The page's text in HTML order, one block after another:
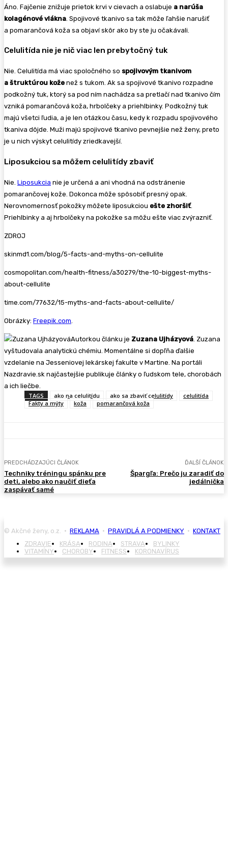
Áno. Fajčenie znižuje prietok krvi v cievach a oslabuje a narúša
kolagénové vlákna . Spojivové tkanivo sa tak môže ľahšie narušiť
a pomarančová koža sa objaví skôr ako by ste ju očakávali.
Celulitída nie je nič viac len prebytočný tuk
Nie. Celulitída má viac spoločného so spojivovým tkanivom
a štruktúrou kože než s tukom. Ak sa spojivové tkanivo rozpadne
podkožný tuk, ktorý sa pod ním nachádza sa pretlačí nad tkanivo čím
vzniká pomarančová koža, hrbolčeky a priehlbinky. Podkožný tuk
majú všetci ľudia, a je len otázkou času, kedy k rozpadu spojivového
tkaniva dôjde. Muži majú spojivové tkanivo pevnejšie než ženy, preto
je u nich výskyt celulitídy zriedkavejší.
Liposukciou sa môžem celulitídy zbaviť
Nie. Liposukcia nie je určená a ani vhodná na odstránenie
pomarančovej kože. Dokonca môže spôsobiť presný opak.
Nerovnomernosť pokožky môžete liposukciou ešte zhoršiť.
Priehlbinky a aj hrbolčeky na pokožke sa môžu ešte viac zvýrazniť.
ZDROJ
skinmd1.com/blog/5-facts-and-myths-on-cellulite
cosmopolitan.com/health-fitness/a30279/the-10-biggest-myths-
about-cellulite
time.com/77632/15-myths-and-facts-about-cellulite/
Obrázky: Freepik.com
Autorkou článku je Zuzana Ujházyová . Zuzana
vyštudovala analytickú chémiu. Momentálne si dopľňa ďalšie
vzdelanie na Jesseniovej lekárskej fakulte v Martine. Na portáli
Nazdravie.sk najčastejšie publikuje články o ľudskom tele, chorobách
a ich liečbe.
TAGS
ako na celulitídu ako sa zbaviť celulitídy
celulitída
Fakty a mýty
koža pomarančová koža
PREDCHÁDZAJÚCI ČLÁNOK
Techniky tréningu spánku pre
deti, alebo ako naučiť dieťa
zaspávať samé
ĎALŠÍ ČLÁNOK
Špargľa: Prečo ju zaradiť do
jedálnička
© Akčné ženy, o.z. • REKLAMA • PRAVIDLÁ A PODMIENKY • KONTAKT
ZDRAVIE
KRÁSA RODINA STRAVA
BYLINKY
VITAMÍNY
CHOROBY FITNESS KORONAVÍRUS